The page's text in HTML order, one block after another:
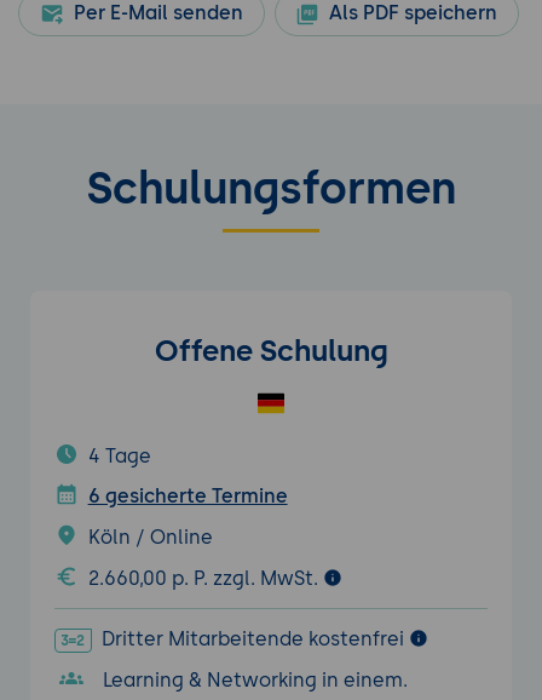
Per E-Mail senden Als PDF speichern
Schulungsformen
Offene Schulung
4 Tage
6 gesicherte Termine
Köln / Online
2.660,00 p. P. zzgl. MwSt.
Dritter Mitarbeitende kostenfrei
Learning & Networking in einem.